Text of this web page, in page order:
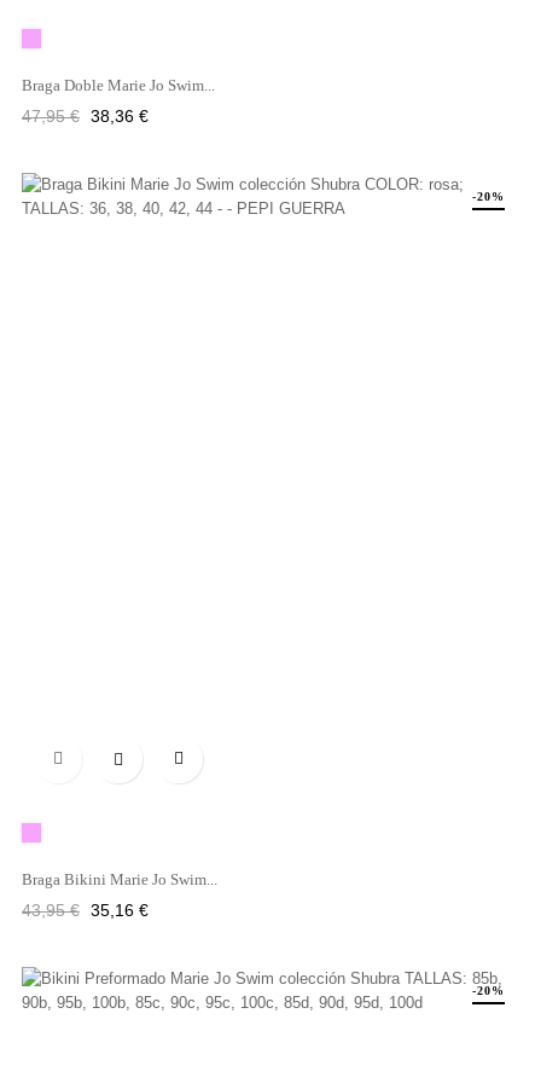
Braga Doble Marie Jo Swim...
Precio
47,95 € Precio
38,36 €

Braga Bikini Marie Jo Swim...
Precio
43,95 €
-20%
Precio
35,16 €
-20%